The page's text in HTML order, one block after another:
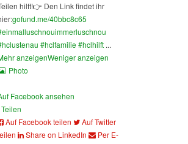
hilft!👉 Den Link findet ihr
gofund.me/40bbc8c65
#hclfamilie#hclhilft ...
anzeigenWeniger anzeigen
Photo
Facebook ansehen
Teilen
Auf Facebook teilen
Auf Twitter
Share on LinkedIn
Per E-